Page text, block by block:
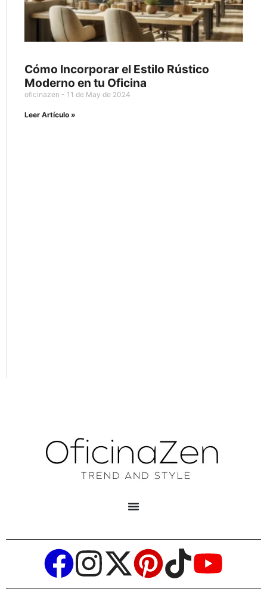
Cómo Incorporar el Estilo Rústico
Moderno en tu Oficina
oficinazen 11 de May de 2024
Leer Artículo »